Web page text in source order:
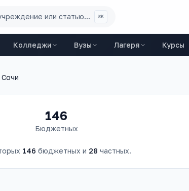
или статью... ⌘K
Колледжи Вузы Лагеря Курсы
146
Бюджетных
146 бюджетных и 28 частных.